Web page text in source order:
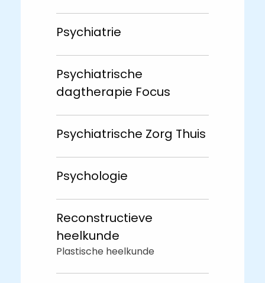
Psychiatrie
Psychiatrische
dagtherapie Focus
Psychiatrische Zorg Thuis
Psychologie
Reconstructieve
heelkunde
Plastische heelkunde